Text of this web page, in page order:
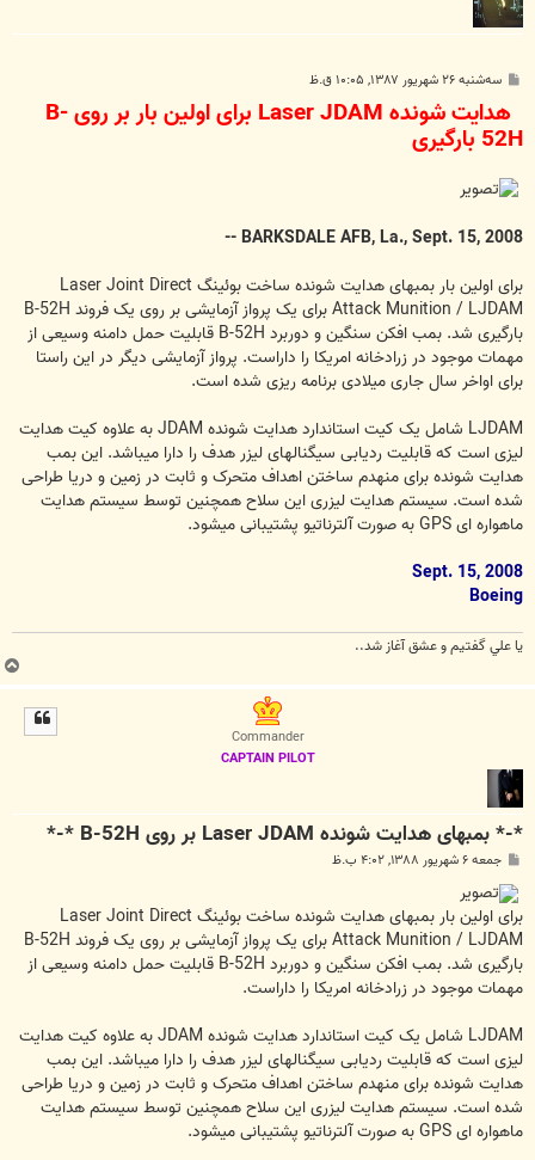
ت
سه‌شنبه ۲۶ شهریور ۱۳۸۷, ۱۰:۰۵ ق.ظ
هدایت شونده Laser JDAM برای اولین بار بر روی B-
52H بارگیری
BARKSDALE AFB, La., Sept. 15, 2008 --
برای اولین بار بمبهای هدایت شونده ساخت بوئینگ Laser Joint Direct
Attack Munition / LJDAM برای یک پرواز آزمایشی بر روی یک فروند B-52H
بارگیری شد. بمب افکن سنگین و دوربرد B-52H قابلیت حمل دامنه وسیعی از
مهمات موجود در زرادخانه امریکا را داراست. پرواز آزمایشی دیگر در این راستا
برای اواخر سال جاری میلادی برنامه ریزی شده است.
LJDAM شامل یک کیت استاندارد هدایت شونده JDAM به علاوه کیت هدایت
لیزی است که قابلیت ردیابی سیگنالهای لیزر هدف را دارا میباشد. این بمب
هدایت شونده برای منهدم ساختن اهداف متحرک و ثابت در زمین و دریا طراحی
شده است. سیستم هدایت لیزری این سلاح همچنین توسط سیستم هدایت
ماهواره ای GPS به صورت آلترناتیو پشتیبانی میشود.
Sept. 15, 2008
Boeing
يا علي گفتيم و عشق آغاز شد..
Commander
CAPTAIN PILOT
*-* بمبهای هدایت شونده Laser JDAM بر روی B-52H *-*
ت
جمعه ۶ شهریور ۱۳۸۸, ۴:۰۲ ب.ظ
برای اولین بار بمبهای هدایت شونده ساخت بوئینگ Laser Joint Direct
Attack Munition / LJDAM برای یک پرواز آزمایشی بر روی یک فروند B-52H
بارگیری شد. بمب افکن سنگین و دوربرد B-52H قابلیت حمل دامنه وسیعی از
مهمات موجود در زرادخانه امریکا را داراست.
LJDAM شامل یک کیت استاندارد هدایت شونده JDAM به علاوه کیت هدایت
لیزی است که قابلیت ردیابی سیگنالهای لیزر هدف را دارا میباشد. این بمب
هدایت شونده برای منهدم ساختن اهداف متحرک و ثابت در زمین و دریا طراحی
شده است. سیستم هدایت لیزری این سلاح همچنین توسط سیستم هدایت
ماهواره ای GPS به صورت آلترناتیو پشتیبانی میشود.